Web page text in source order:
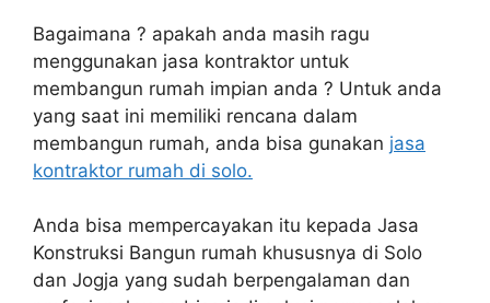
Bagaimana ? apakah anda masih ragu
menggunakan jasa kontraktor untuk
membangun rumah impian anda ? Untuk anda
yang saat ini memiliki rencana dalam
membangun rumah, anda bisa gunakan jasa
kontraktor rumah di solo.
Anda bisa mempercayakan itu kepada Jasa
Konstruksi Bangun rumah khususnya di Solo
dan Jogja yang sudah berpengalaman dan